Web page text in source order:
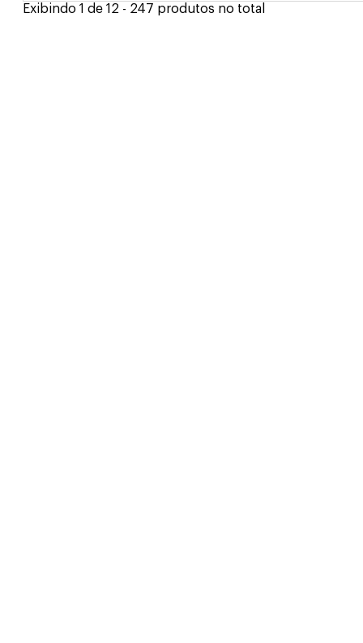
Exibindo 1 de 12 - 247 produtos no total